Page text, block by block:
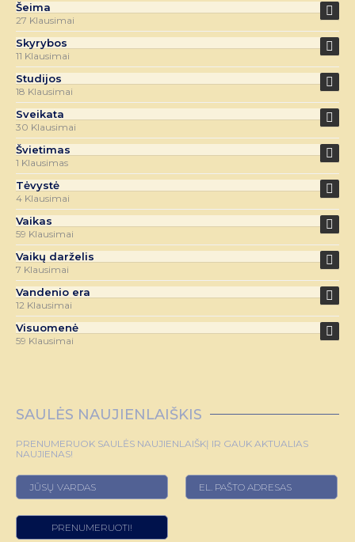
Šeima
27 Klausimai
Skyrybos
11 Klausimai
Studijos
18 Klausimai
Sveikata
30 Klausimai
Švietimas
1 Klausimas
Tėvystė
4 Klausimai
Vaikas
59 Klausimai
Vaikų darželis
7 Klausimai
Vandenio era
12 Klausimai
Visuomenė
59 Klausimai
SAULĖS NAUJIENLAIŠKIS
PRENUMERUOK SAULĖS NAUJIENLAIŠKĮ IR GAUK AKTUALIAS
NAUJIENAS!